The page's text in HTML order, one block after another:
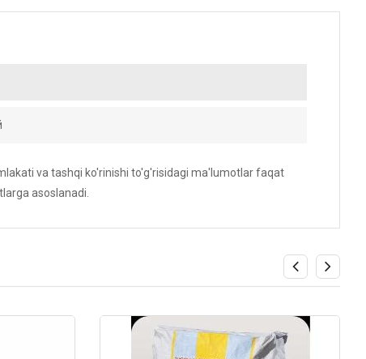
va tashqi ko'rinishi to'g'risidagi ma'lumotlar faqat
asoslanadi.
Kod: 5207